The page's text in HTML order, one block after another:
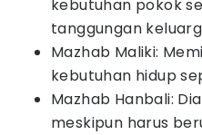
kebutuhan pokok
tanggungan
Mazhab Maliki:
kebutuhan hidup
Mazhab Hanbali:
meskipun harus